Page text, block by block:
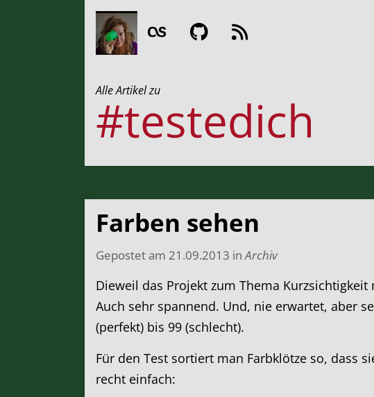
Alle Artikel zu
#testedich
Farben sehen
Gepostet am 21.09.2013 inArchiv
Dieweil das Projekt zum Thema
Auch sehr spannend. Und, nie erwartet, aber
(perfekt) bis 99 (schlecht).
Für den Test sortiert man Farbklötze so, dass
recht einfach: